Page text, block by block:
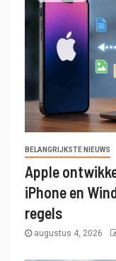
BELANGRIJKSTE NIEUWS
Apple
iPhone en
regels
augustus 4, 2026